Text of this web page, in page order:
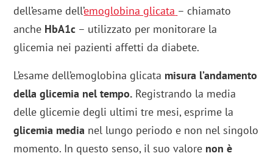
dell’esame dell’emoglobina glicata – chiamato
anche HbA1c – utilizzato per monitorare la
glicemia nei pazienti affetti da diabete.
L’esame dell’emoglobina glicata misura l’andamento
della glicemia nel tempo. Registrando la media
delle glicemie degli ultimi tre mesi, esprime la
glicemia media nel lungo periodo e non nel singolo
momento. In questo senso, il suo valore non è